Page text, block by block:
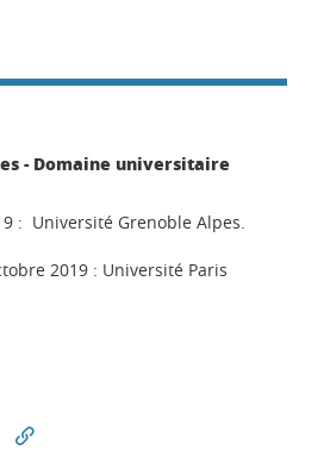
- Domaine universitaire
: Université Grenoble Alpes.
2019 : Université Paris
sur Facebook
Partager sur LinkedIn